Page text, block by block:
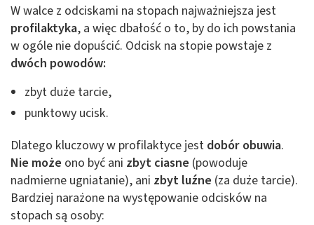
W walce z odciskami na stopach najważniejsza jest
profilaktyka, a więc dbałość o to, by do ich powstania
w ogóle nie dopuścić. Odcisk na stopie powstaje z
dwóch powodów:
zbyt duże tarcie,
punktowy ucisk.
Dlatego kluczowy w profilaktyce jest dobór obuwia.
Nie może ono być ani zbyt ciasne (powoduje
nadmierne ugniatanie), ani zbyt luźne (za duże tarcie).
Bardziej narażone na występowanie odcisków na
stopach są osoby: